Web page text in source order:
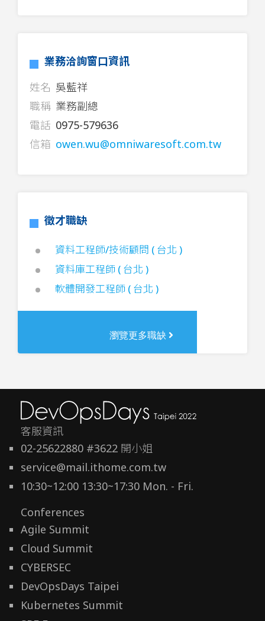
業務洽詢窗口資訊
姓名 吳藍祥
職稱 業務副總
電話 0975-579636
信箱 owen.wu@omniwaresoft.com.tw
徵才職缺
資料工程師/技術顧問 ( 台北 )
資料庫工程師 ( 台北 )
軟體開發工程師 ( 台北 )
瀏覽更多職缺
客服資訊
02-25622880 #3622 開小姐
service@mail.ithome.com.tw
10:30~12:00 13:30~17:30 Mon. - Fri.
Conferences
Agile Summit
Cloud Summit
CYBERSEC
DevOpsDays Taipei
Kubernetes Summit